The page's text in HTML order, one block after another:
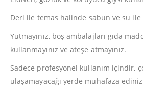
Deri ile temas halinde sabun ve su ile
Yutmayınız, boş ambalajları gıda
kullanmayınız ve ateşe atmayınız.
Sadece profesyonel kullanım içindir,
ulaşamayacağı yerde muhafaza